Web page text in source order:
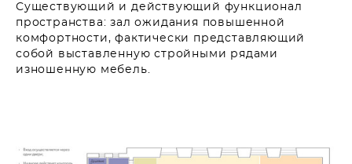
Существующий и действующий функционал
пространства: зал ожидания повышенной
комфортности, фактически представляющий
собой выставленную стройными рядами
изношенную мебель.